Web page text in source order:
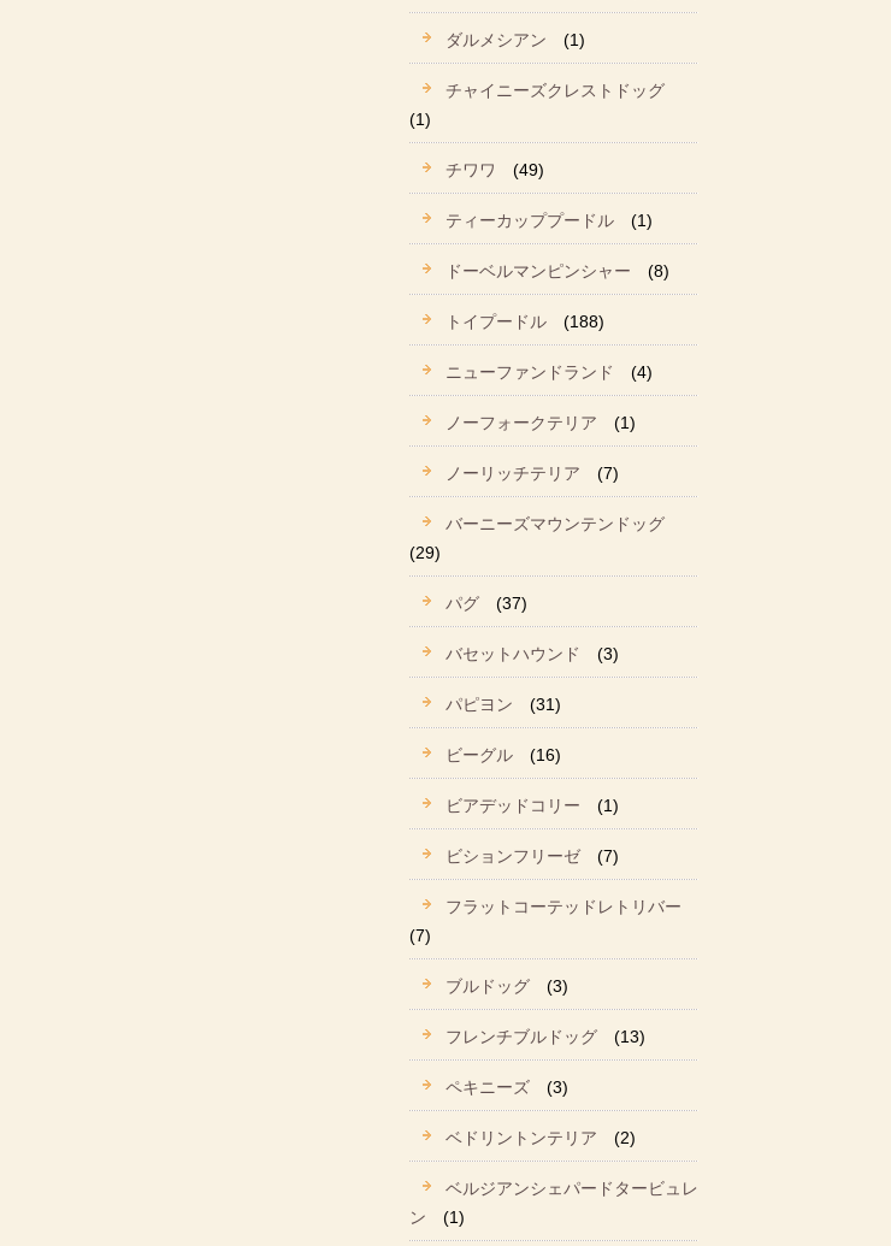
ダルメシアン (1)
チャイニーズクレストドッグ
(1)
チワワ (49)
ティーカッププードル (1)
ドーベルマンピンシャー (8)
トイプードル (188)
ニューファンドランド (4)
ノーフォークテリア (1)
ノーリッチテリア (7)
バーニーズマウンテンドッグ
(29)
パグ (37)
バセットハウンド (3)
パピヨン (31)
ビーグル (16)
ビアデッドコリー (1)
ビションフリーゼ (7)
フラットコーテッドレトリバー
(7)
ブルドッグ (3)
フレンチブルドッグ (13)
ペキニーズ (3)
ベドリントンテリア (2)
ベルジアンシェパードタービュレ
ン
(1)